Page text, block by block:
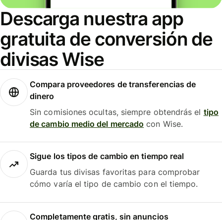
Descarga nuestra app
gratuita de conversión de
divisas Wise
Compara proveedores de transferencias de
dinero
Sin comisiones ocultas, siempre obtendrás el tipo
de cambio medio del mercado con Wise.
Sigue los tipos de cambio en tiempo real
Guarda tus divisas favoritas para comprobar
cómo varía el tipo de cambio con el tiempo.
Completamente gratis, sin anuncios